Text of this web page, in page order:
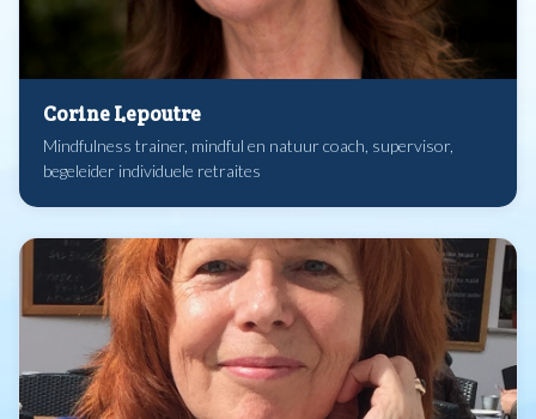
Corine Lepoutre
Mindfulness trainer, mindful en natuur coach, supervisor,
begeleider individuele retraites